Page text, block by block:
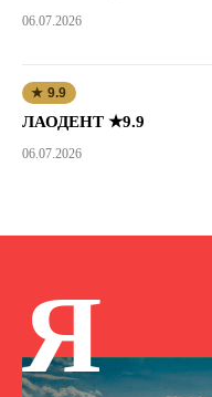
06.07.2026
★ 9.9
ЛАОДЕНТ ★9.9
06.07.2026
Я